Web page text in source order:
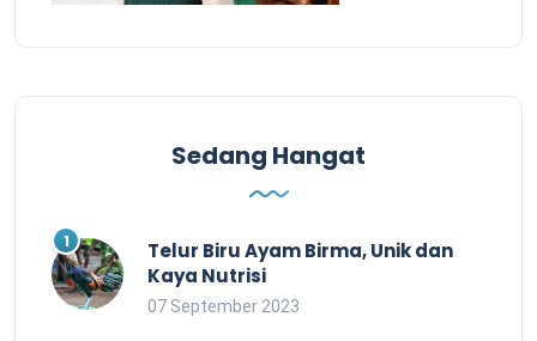
Sedang Hangat
Telur Biru Ayam Birma, Unik dan
Kaya Nutrisi
07 September 2023